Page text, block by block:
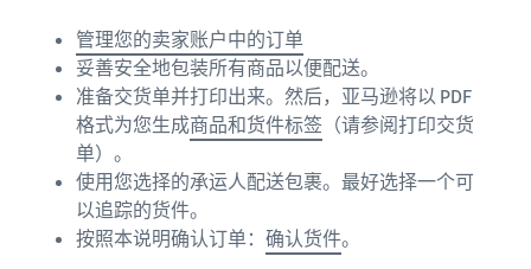
管理您的卖家账户中的订单
妥善安全地包装所有商品以便配送。
准备交货单并打印出来。然后，亚马逊将以 PDF
格式为您生成商品和货件标签 （请参阅打印交货
单）。
使用您选择的承运人配送包裹。最好选择一个可
以追踪的货件。
按照本说明确认订单： 确认货件。